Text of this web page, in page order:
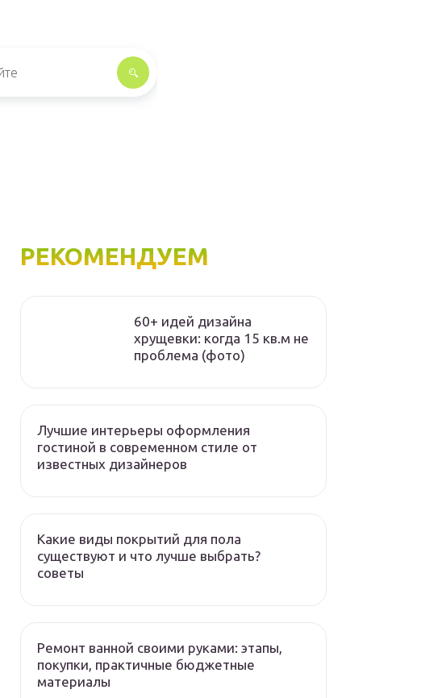
РЕКОМЕНДУЕМ
60+ идей дизайна
хрущевки: когда 15 кв.м не
проблема (фото)
Лучшие интерьеры оформления
гостиной в современном стиле от
известных дизайнеров
Какие виды покрытий для пола
существуют и что лучше выбрать?
советы
Ремонт ванной своими руками: этапы,
покупки, практичные бюджетные
материалы